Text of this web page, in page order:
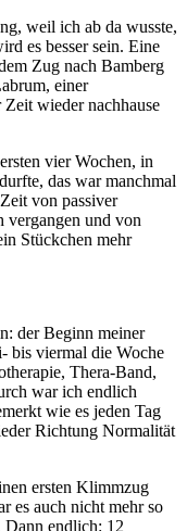
weil ich ab da wusste,
es besser sein. Eine
Zug nach Bamberg
einer
wieder nachhause
vier Wochen, in
das war manchmal
von passiver
vergangen und von
Stückchen mehr
der Beginn meiner
bis viermal die Woche
Thera-Band,
war ich endlich
wie es jeden Tag
Richtung Normalität
ersten Klimmzug
es auch nicht mehr so
Dann endlich: 12